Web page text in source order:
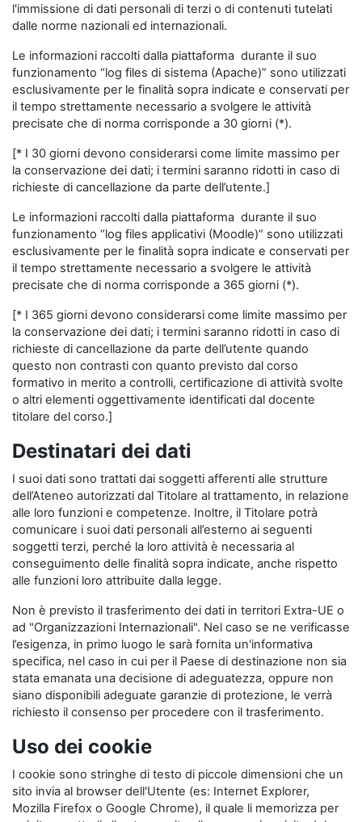
l'immissione di dati personali di terzi o di contenuti tutelati
dalle norme nazionali ed internazionali.
Le informazioni raccolti dalla piattaforma durante il suo
funzionamento “log files di sistema (Apache)” sono utilizzati
esclusivamente per le finalità sopra indicate e conservati per
il tempo strettamente necessario a svolgere le attività
precisate che di norma corrisponde a 30 giorni (*).
[* I 30 giorni devono considerarsi come limite massimo per
la conservazione dei dati; i termini saranno ridotti in caso di
richieste di cancellazione da parte dell’utente.]
Le informazioni raccolti dalla piattaforma durante il suo
funzionamento “log files applicativi (Moodle)” sono utilizzati
esclusivamente per le finalità sopra indicate e conservati per
il tempo strettamente necessario a svolgere le attività
precisate che di norma corrisponde a 365 giorni (*).
[* I 365 giorni devono considerarsi come limite massimo per
la conservazione dei dati; i termini saranno ridotti in caso di
richieste di cancellazione da parte dell’utente quando
questo non contrasti con quanto previsto dal corso
formativo in merito a controlli, certificazione di attività svolte
o altri elementi oggettivamente identificati dal docente
titolare del corso.]
Destinatari dei dati
I suoi dati sono trattati dai soggetti afferenti alle strutture
dell’Ateneo autorizzati dal Titolare al trattamento, in relazione
alle loro funzioni e competenze. Inoltre, il Titolare potrà
comunicare i suoi dati personali all’esterno ai seguenti
soggetti terzi, perché la loro attività è necessaria al
conseguimento delle finalità sopra indicate, anche rispetto
alle funzioni loro attribuite dalla legge.
Non è previsto il trasferimento dei dati in territori Extra-UE o
ad "Organizzazioni Internazionali". Nel caso se ne verificasse
l’esigenza, in primo luogo le sarà fornita un'informativa
specifica, nel caso in cui per il Paese di destinazione non sia
stata emanata una decisione di adeguatezza, oppure non
siano disponibili adeguate garanzie di protezione, le verrà
richiesto il consenso per procedere con il trasferimento.
Uso dei cookie
I cookie sono stringhe di testo di piccole dimensioni che un
sito invia al browser dell'Utente (es: Internet Explorer,
Mozilla Firefox o Google Chrome), il quale li memorizza per